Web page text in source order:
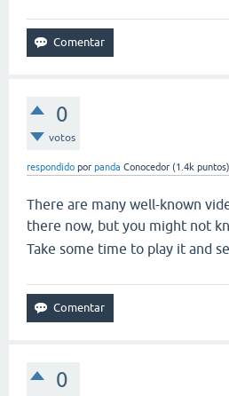
0
votos
respondido por panda Conocedor (1.4k puntos)
There are many well-known
there now, but you might not
Take some time to play it and
0